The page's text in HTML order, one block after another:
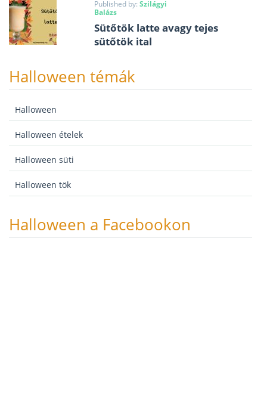
Published by: Szilágyi
Balázs
Sütőtök latte avagy tejes
sütőtök ital
Halloween témák
Halloween
Halloween ételek
Halloween süti
Halloween tök
Halloween a Facebookon